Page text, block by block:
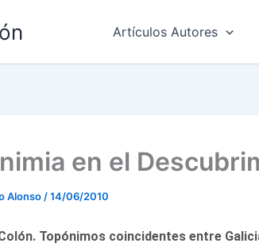
Artículos Autores
en el
Alonso /14/06/2010
Topónimos coincidentes entre